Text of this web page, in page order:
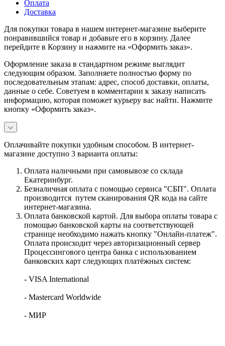
Оплата
Доставка
Для покупки товара в нашем интернет-магазине выберите
понравившийся товар и добавьте его в корзину. Далее
перейдите в Корзину и нажмите на «Оформить заказ».
Оформление заказа в стандартном режиме выглядит
следующим образом. Заполняете полностью форму по
последовательным этапам: адрес, способ доставки, оплаты,
данные о себе. Советуем в комментарии к заказу написать
информацию, которая поможет курьеру вас найти. Нажмите
кнопку «Оформить заказ».
Оплачивайте покупки удобным способом. В интернет-
магазине доступно 3 варианта оплаты:
Оплата наличными при самовывозе со склада
Екатеринбург.
Безналичная оплата с помощью сервиса "СБП". Оплата
производится путем сканирования QR кода на сайте
интернет-магазина.
Оплата банковской картой. Для выбора оплаты товара с
помощью банковской карты на соответствующей
странице необходимо нажать кнопку "Онлайн-платеж".
Оплата происходит через авторизационный сервер
Процессингового центра банка с использованием
банковских карт следующих платёжных систем:
- VISA International
- Mastercard Worldwide
- МИР